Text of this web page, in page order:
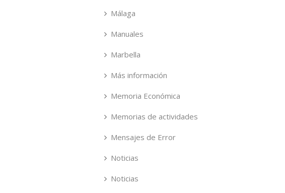
Málaga
Manuales
Marbella
Más información
Memoria Económica
Memorias de actividades
Mensajes de Error
Noticias
Noticias